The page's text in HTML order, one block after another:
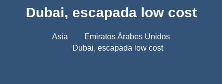
Dubai, escapada low cost
Asia
Emiratos Árabes Unidos
Dubai, escapada low cost